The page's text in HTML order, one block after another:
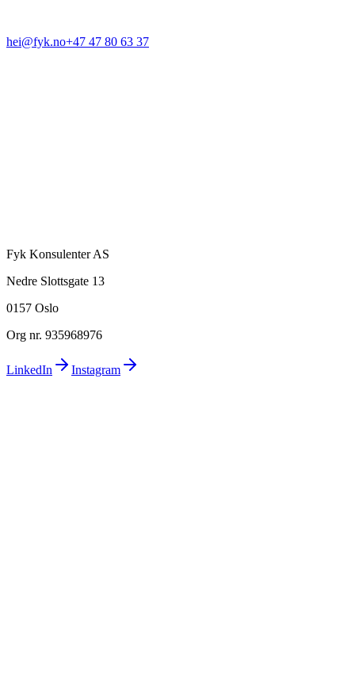
hei@fyk.no+47 47 80 63 37
Fyk Konsulenter AS
Nedre Slottsgate 13
0157 Oslo
Org nr. 935968976
LinkedIn Instagram